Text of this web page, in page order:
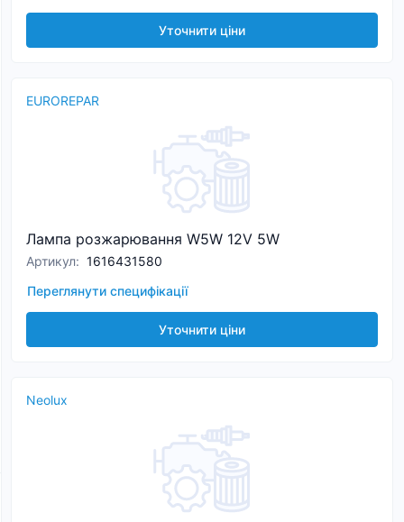
Уточнити ціни
EUROREPAR
Лампа розжарювання W5W 12V 5W
Артикул: 1616431580
Переглянути специфікації
Уточнити ціни
Neolux